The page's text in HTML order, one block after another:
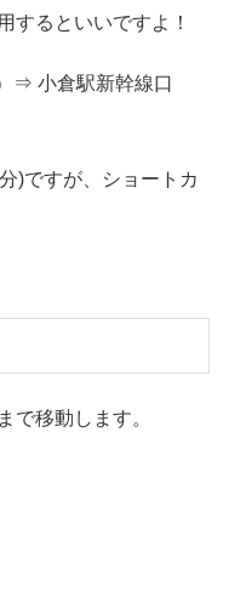
するといいですよ！
⇒ 小倉駅新幹線口
)ですが、ショートカ
まで移動します。